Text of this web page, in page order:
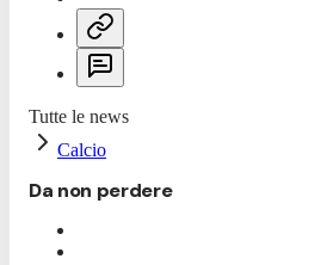
Tutte le news
Calcio
Da non perdere